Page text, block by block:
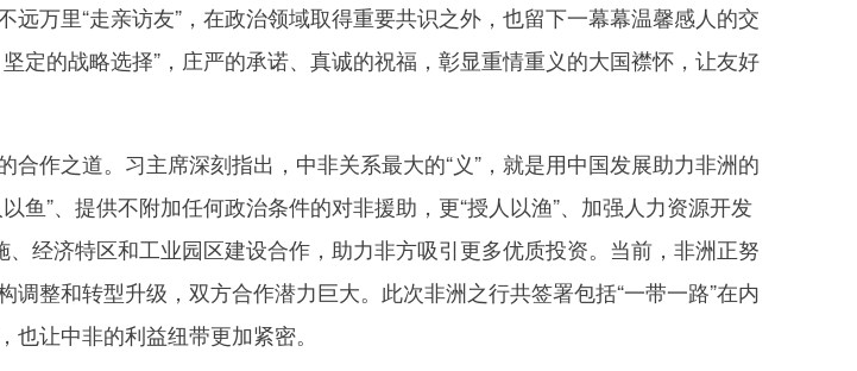
万里“走亲访友”，在政治领域取得重要共识之外，也留下一幕幕温馨感人的交
定的战略选择”，庄严的承诺、真诚的祝福，彰显重情重义的大国襟怀，让友好
作之道。习主席深刻指出，中非关系最大的“义”，就是用中国发展助力非洲的
鱼”、提供不附加任何政治条件的对非援助，更“授人以渔”、加强人力资源开发
经济特区和工业园区建设合作，助力非方吸引更多优质投资。当前，非洲正努
整和转型升级，双方合作潜力巨大。此次非洲之行共签署包括“一带一路”在内
让中非的利益纽带更加紧密。